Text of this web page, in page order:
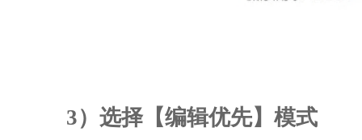
3）选择【编辑优先】模式